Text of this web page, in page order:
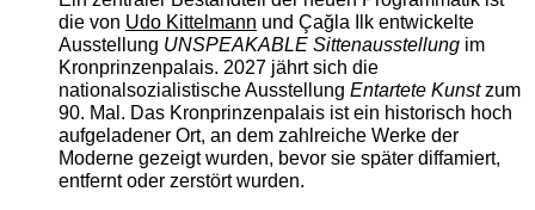
die von Udo Kittelmann und Çağla Ilk entwickelte
Ausstellung UNSPEAKABLE Sittenausstellungim
Kronprinzenpalais. 2027 jährt sich die
nationalsozialistische Ausstellung Entartete Kunstzum
90. Mal. Das Kronprinzenpalais ist ein historisch hoch
aufgeladener Ort, an dem zahlreiche Werke der
Moderne gezeigt wurden, bevor sie später diffamiert,
entfernt oder zerstört wurden.